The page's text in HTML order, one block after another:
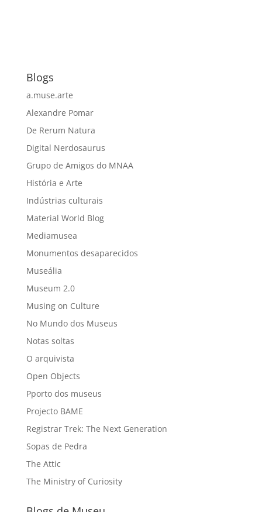
Blogs
a.muse.arte
Alexandre Pomar
De Rerum Natura
Digital Nerdosaurus
Grupo de Amigos do MNAA
História e Arte
Indústrias culturais
Material World Blog
Mediamusea
Monumentos desaparecidos
Museália
Museum 2.0
Musing on Culture
No Mundo dos Museus
Notas soltas
O arquivista
Open Objects
Pporto dos museus
Projecto BAME
Registrar Trek: The Next Generation
Sopas de Pedra
The Attic
The Ministry of Curiosity